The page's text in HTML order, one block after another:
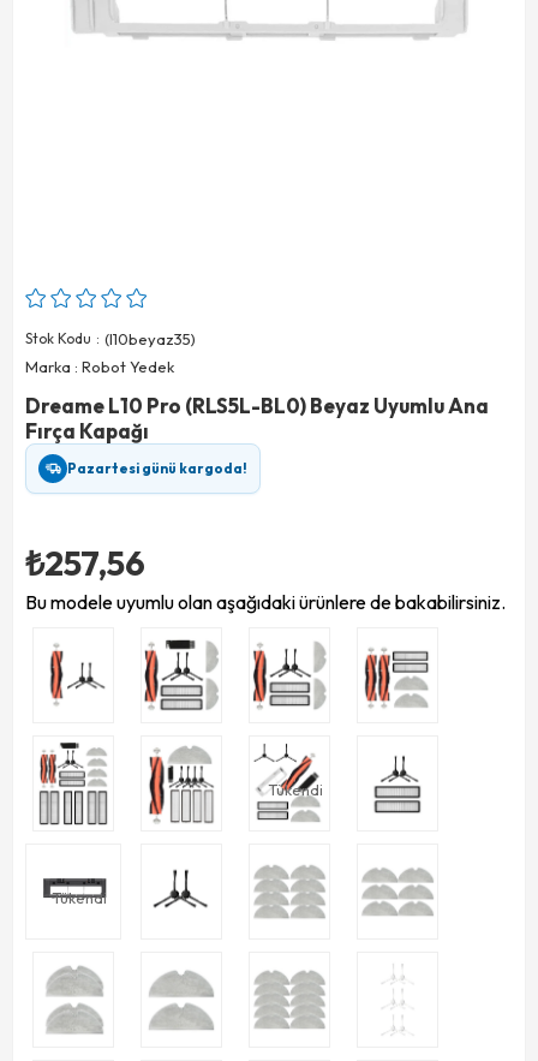
Stok Kodu
(l10beyaz35)
Marka : Robot Yedek
Dreame L10 Pro (RLS5L-BL0) Beyaz Uyumlu Ana
Fırça Kapağı
Pazartesi günü kargoda!
₺257,56
Bu modele uyumlu olan aşağıdaki ürünlere de bakabilirsiniz.
Tükendi
Tükendi